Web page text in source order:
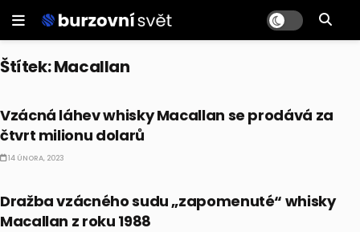
Štítek:Macallan
Vzácná láhev whisky Macallan se prodává za
čtvrt milionu dolarů
14 ÚNORA, 2023
Dražba vzácného sudu „zapomenuté“ whisky
Macallan z roku 1988